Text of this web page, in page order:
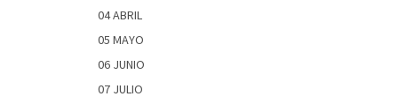
04 ABRIL
05 MAYO
06 JUNIO
07 JULIO